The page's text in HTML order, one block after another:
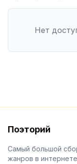
Нет
Поэторий
Самый большой
жанров в